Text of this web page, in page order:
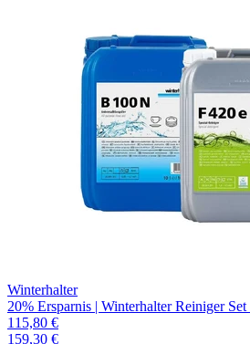
Winterhalter
20% Ersparnis | Winterhalter Reiniger
115,80 €
159,30 €